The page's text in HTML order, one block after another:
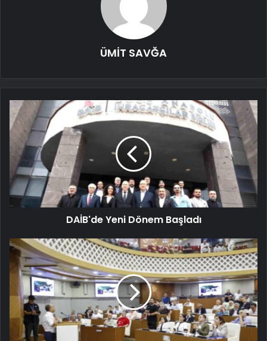
ÜMİT SAVĞA
DAİB'de Yeni Dönem Başladı